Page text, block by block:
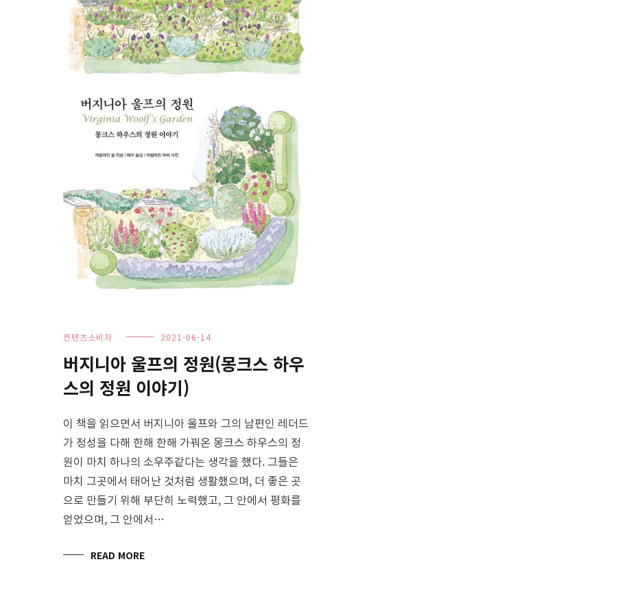
컨텐츠소비자 2021-06-14
버지니아 울프의 정원(몽크스 하우
스의 정원 이야기)
이 책을 읽으면서 버지니아 울프와 그의 남편인 레더드
가 정성을 다해 한해 한해 가꿔온 몽크스 하우스의 정
원이 마치 하나의 소우주같다는 생각을 했다. 그들은
마치 그곳에서 태어난 것처럼 생활했으며, 더 좋은 곳
으로 만들기 위해 부단히 노력했고, 그 안에서 평화를
얻었으며, 그 안에서…
READ MORE